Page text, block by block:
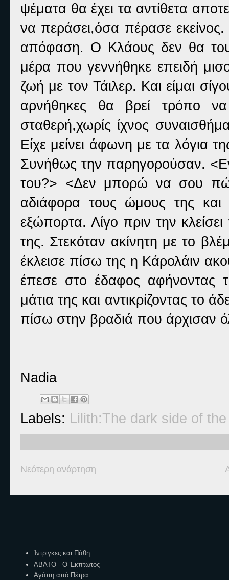
ψέματα θα έχει τα αντίθετα
να περάσει,όσα πέρασε εκείνος.
απόφαση. Ο Κλάους δεν θα του
μέρα που γεννήθηκε επειδή
ζωή με τον Τάιλερ. Και είμαι
αρνήθηκες θα βρεί τρόπο
σταθερή,χωρίς ίχνος
Είχε μείνει άφωνη με τα λόγια
Συνήθως την παρηγορούσαν.
του?> <Δεν μπορώ να σου
αδιάφορα τους ώμους της
εξώπορτα. Λίγο πριν την
της. Στεκόταν ακίνητη με το
έκλεισε πίσω της η Κάρολάιν
έπεσε στο έδαφος αφήνοντας
μάτια της και αντικρίζοντας το
πίσω στην βραδιά που άρχισαν
Nadia
Labels: Lilith:The dark side of
Νεότερη ανάρτηση
Ίντριγκες και Πάθη
ΑΒΑΤΟ - Ο Έκπτωτος
Αγάπη από Πέτρα